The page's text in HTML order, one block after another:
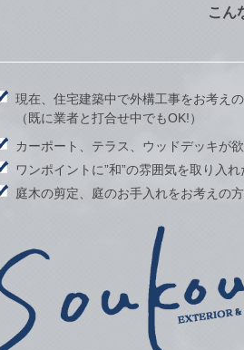
こん
現在、住宅建築中で外構工事をお考え
（既に業者と打合せ中でもOK!）
カーポート、テラス、ウッドデッキが
ワンポイントに”和”の雰囲気を取り入
庭木の剪定、庭のお手入れをお考えの方